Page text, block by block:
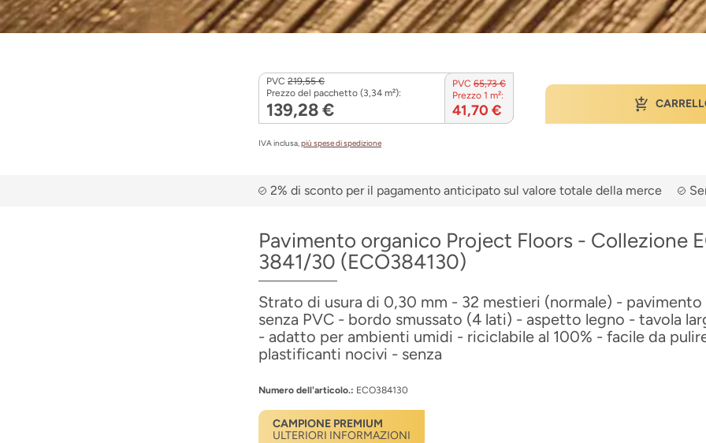
PVC 219,55 €
Prezzo del pacchetto (3,34 m²):
139,28 €
PVC 65,73 €
Prezzo 1 m²:
41,70 €
IVA inclusa,più spese di spedizione
2% di sconto per il pagamento anticipato sul valore totale della merce
Pavimento organico Project Floors - Collezione
3841/30 (ECO384130)
Strato di usura di 0,30 mm - 32 mestieri (normale) - pavimento
senza PVC - bordo smussato (4 lati) - aspetto legno - tavola
- adatto per ambienti umidi - riciclabile al 100% - facile da
plastificanti nocivi - senza
Numero dell'articolo.: ECO384130
CAMPIONE PREMIUM
ULTERIORI INFORMAZIONI